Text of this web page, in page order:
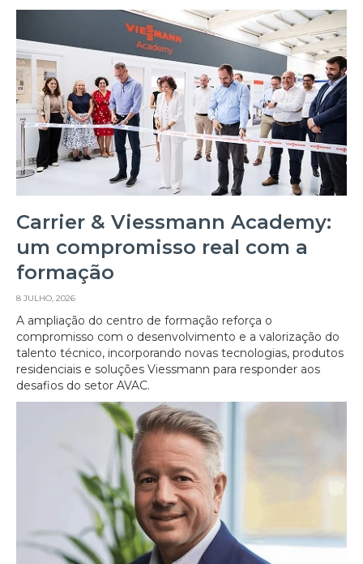
Carrier & Viessmann Academy:
um compromisso real com a
formação
8 JULHO, 2026
A ampliação do centro de formação reforça o
compromisso com o desenvolvimento e a valorização do
talento técnico, incorporando novas tecnologias, produtos
residenciais e soluções Viessmann para responder aos
desafios do setor AVAC.